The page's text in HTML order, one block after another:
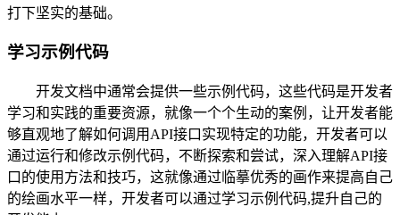
打下坚实的基础。
学习示例代码
开发文档中通常会提供一些示例代码，这些代码是开发者
学习和实践的重要资源，就像一个个生动的案例，让开发者能
够直观地了解如何调用API接口实现特定的功能，开发者可以
通过运行和修改示例代码，不断探索和尝试，深入理解API接
口的使用方法和技巧，这就像通过临摹优秀的画作来提高自己
的绘画水平一样，开发者可以通过学习示例代码,提升自己的